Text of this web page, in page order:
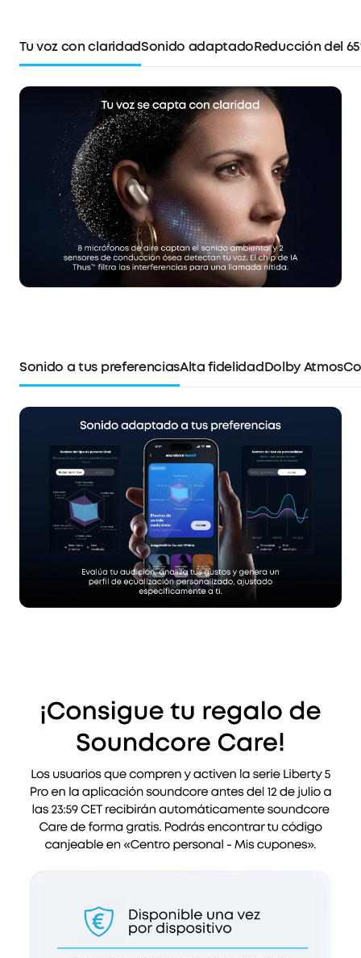
Tu voz con claridadSonido adaptadoReducción del
Sonido a tus preferenciasAlta fidelidadDolby Atmos